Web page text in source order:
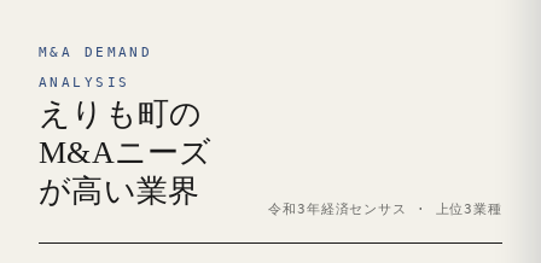
M&A DEMAND
ANALYSIS
えりも町の
M&Aニーズ
が高い業界
令和3年経済センサス · 上位3業種